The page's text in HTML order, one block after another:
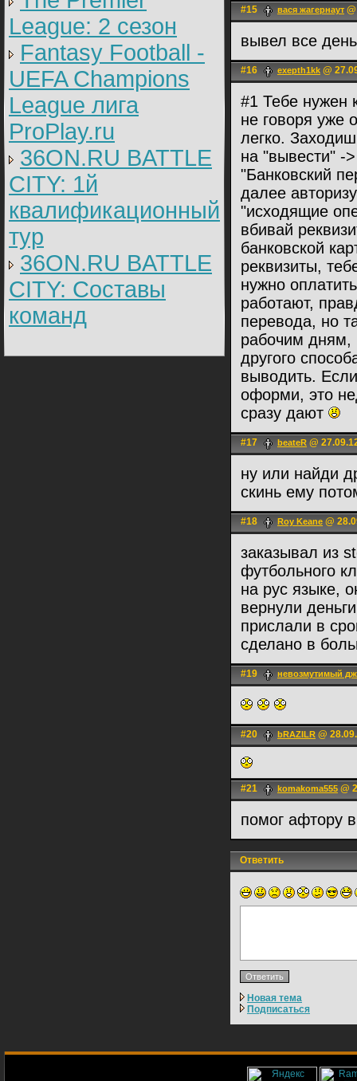
League: 2 cезон
Fantasy Football -
UEFA Champions
League лига
ProPlay.ru
36ON.RU BATTLE
CITY: 1й
квалификационный
тур
36ON.RU BATTLE
CITY: Составы
команд
#15 вася жагернаут
вывел все
#16 exepth1kk @
#1 Тебе нужен
не говоря уже
легко.
на "вывести" -
"Банковский
далее
"исходящие
вбивай
банковской
реквизиты,
нужно
работают,
перевода, но
рабочим дням,
другого
выводить.
оформи, это
сразу дают
#17 beateR @
ну или найди
скинь ему
#18 Roy Keane @
заказывал из
футбольного
на рус языке,
вернули
прислали в
сделано в
#19 невозмутимый
#20 bRAZILR @
#21 komakoma555 @
помог афтору
Ответить
Новая тема
Подписаться